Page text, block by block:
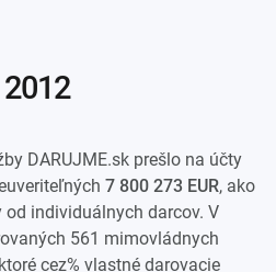
2012
DARUJME.sk prešlo na účty
7 800 273 EUR, ako
individuálnych darcov. V
561 mimovládnych
cez% vlastné darovacie